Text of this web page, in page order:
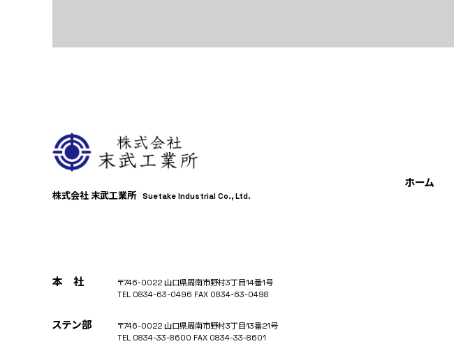
株式会社 末武工業所 Suetake Industrial Co., Ltd.
本 社
〒746-0022 山口県周南市野村3丁目14番1号
TEL 0834-63-0496 FAX 0834-63-0498
ステン部
〒746-0022 山口県周南市野村3丁目13番21号
TEL 0834-33-8600 FAX 0834-33-8601
ホーム